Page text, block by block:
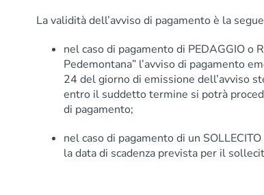
La validità dell’avviso di pagamento è la
nel caso di pagamento di PEDAGGIO o
Pedemontana” l’avviso di pagamento
24 del giorno di emissione dell’avviso
entro il suddetto termine si potrà
di pagamento;
nel caso di pagamento di un
la data di scadenza prevista per il